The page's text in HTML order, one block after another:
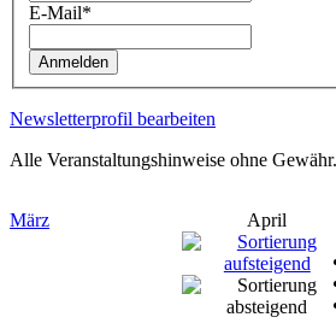
E-Mail*
Anmelden
Newsletterprofil bearbeiten
Alle Veranstaltungshinweise ohne Gewähr.
März April